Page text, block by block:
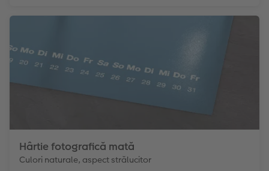
Hârtie fotografică mată
Culori naturale, aspect strălucitor